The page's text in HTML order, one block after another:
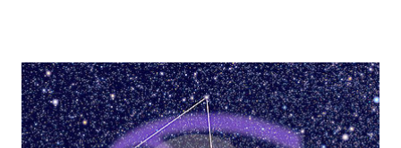
bien necesita la seguridad de afirmar su voluntad sin
aventurarse demasiado, Leo prefiere quedarse en su lugar
de seguridad y lograr que sean los demás quienes orbiten a